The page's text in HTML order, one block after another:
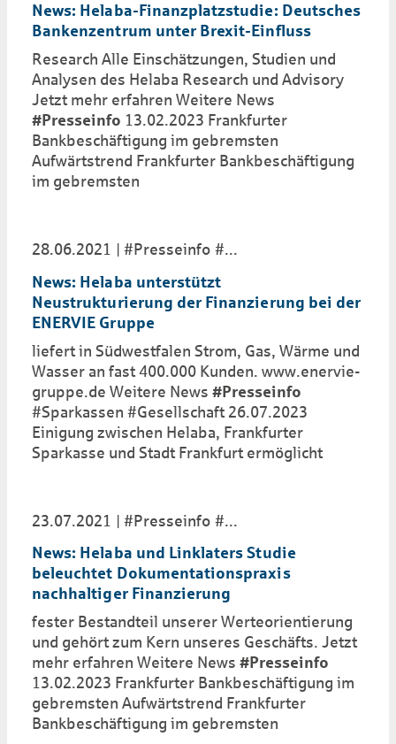
News: Helaba-Finanzplatzstudie: Deutsches
Bankenzentrum unter Brexit-Einfluss
Research Alle Einschätzungen, Studien und
Analysen des Helaba Research und Advisory
Jetzt mehr erfahren Weitere News
#Presseinfo 13.02.2023 Frankfurter
Bankbeschäftigung im gebremsten
Aufwärtstrend Frankfurter Bankbeschäftigung
im gebremsten
28.06.2021 #Presseinfo
...
News: Helaba unterstützt
Neustrukturierung der Finanzierung bei der
ENERVIE Gruppe
liefert in Südwestfalen Strom, Gas, Wärme und
Wasser an fast 400.000 Kunden. www.enervie-
gruppe.de Weitere News #Presseinfo
#Sparkassen #Gesellschaft 26.07.2023
Einigung zwischen Helaba, Frankfurter
Sparkasse und Stadt Frankfurt ermöglicht
23.07.2021 #Presseinfo
...
News: Helaba und Linklaters Studie
beleuchtet Dokumentationspraxis
nachhaltiger Finanzierung
fester Bestandteil unserer Werteorientierung
und gehört zum Kern unseres Geschäfts. Jetzt
mehr erfahren Weitere News #Presseinfo
13.02.2023 Frankfurter Bankbeschäftigung im
gebremsten Aufwärtstrend Frankfurter
Bankbeschäftigung im gebremsten